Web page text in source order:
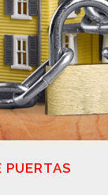
PUERTAS